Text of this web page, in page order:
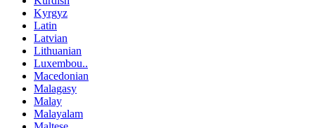
Kyrgyz
Latin
Latvian
Lithuanian
Luxembou..
Macedonian
Malagasy
Malay
Malayalam